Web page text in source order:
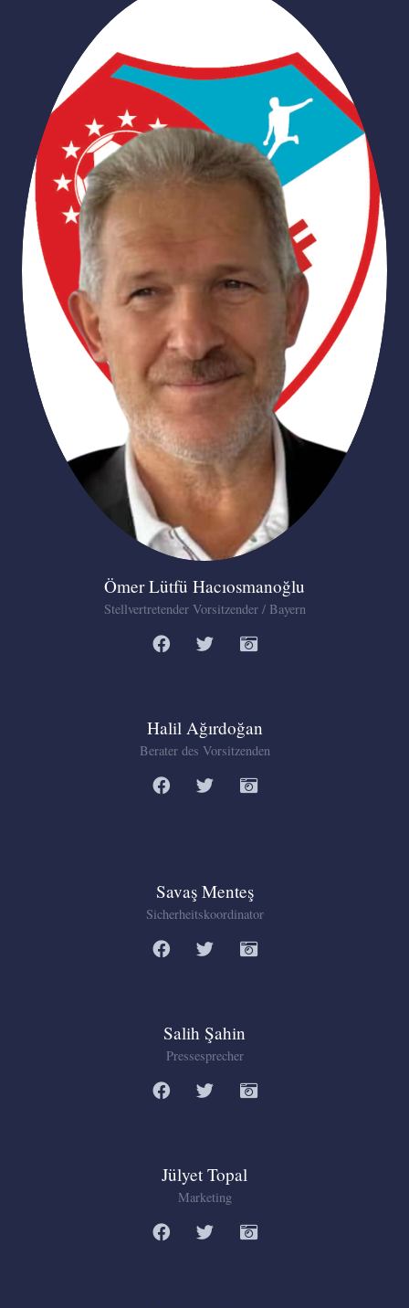
Ömer Lütfü Hacıosmanoğlu
Stellvertretender Vorsitzender / Bayern
Halil Ağırdoğan
Berater des Vorsitzenden
Savaş Menteş
Sicherheitskoordinator
Salih Şahin
Pressesprecher
Jülyet Topal
Marketing